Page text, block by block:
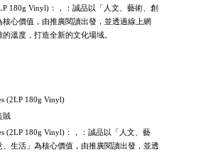
180g Vinyl)：，：誠品以「人文、藝術、創
核心價值，由推廣閱讀出發，並透過線上網
溫度，打造全新的文化場域。
(2LP 180g Vinyl)
賊
(2LP 180g Vinyl)：，：誠品以「人文、藝
、生活」為核心價值，由推廣閱讀出發，並透